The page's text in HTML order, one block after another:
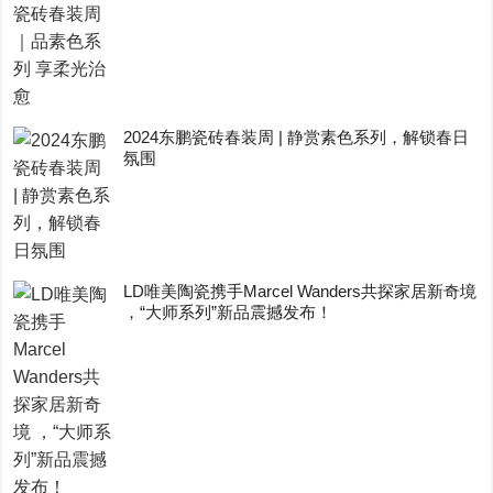
2024东鹏瓷砖春装周 | 静赏素色系列，解锁春日
氛围
LD唯美陶瓷携手Marcel Wanders共探家居新奇境
，“大师系列”新品震撼发布！